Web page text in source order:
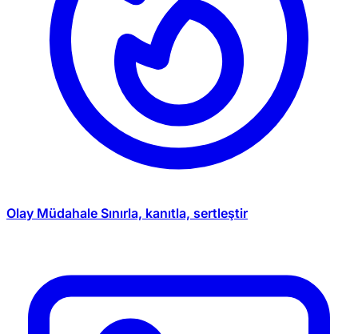
Olay Müdahale Sınırla, kanıtla, sertleştir